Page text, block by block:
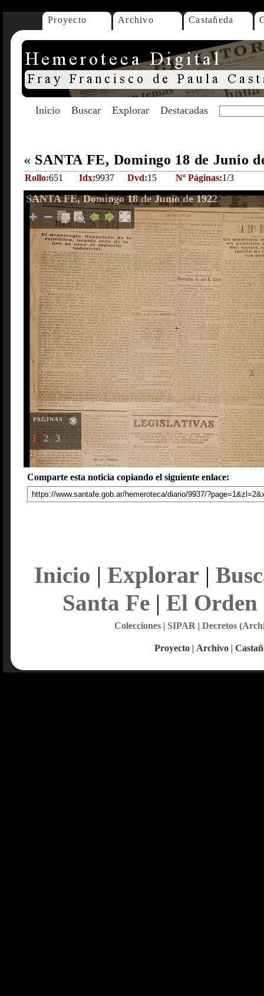
Proyecto Archivo Castañeda
Inicio Buscar Explorar Destacadas
« SANTA FE, Domingo 18 de Junio
Rollo:651 Idx:9937 Dvd:15 Nº Páginas:1/3
SANTA FE, Domingo 18 de Junio de 1922
PAGINAS
1 2 3
Comparte esta noticia copiando el siguiente enlace:
Inicio | Explorar |
Santa Fe| El Orden
Colecciones| SIPAR | Decretos
Proyecto | Archivo |